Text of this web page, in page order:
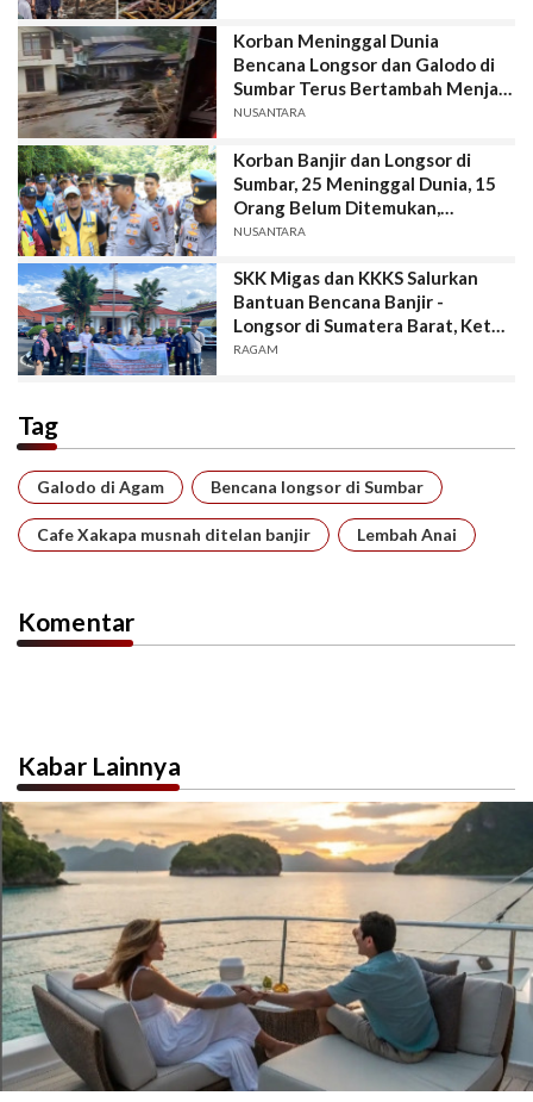
Korban Meninggal Dunia
Bencana Longsor dan Galodo di
Sumbar Terus Bertambah Menjadi
15 Orang dan 17 Luka
NUSANTARA
Korban Banjir dan Longsor di
Sumbar, 25 Meninggal Dunia, 15
Orang Belum Ditemukan,
Wakapolda Sumbar : Mari Kita
Bencana
NUSANTARA
SKK Migas dan KKKS Salurkan
Bantuan Bencana Banjir -
Longsor di Sumatera Barat, Ketua
Forum Jurnalis Migas, Mursyid
RAGAM
Tag
Galodo di Agam Bencana longsor di Sumbar
Cafe Xakapa musnah ditelan banjir Lembah Anai
Komentar
Kabar Lainnya